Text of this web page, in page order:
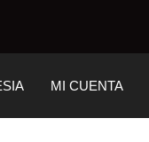
MI CUENTA